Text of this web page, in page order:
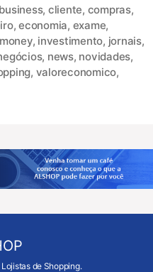
business, cliente, compras,
,economia, exame,
, investimento, jornais,
, news, novidades,
, valoreconomico,
de Shopping.